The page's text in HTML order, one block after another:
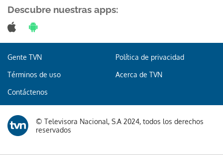
Gracias por suscribirte a nuestro boletín.
ACEPTAR
Descubre nuestras apps:
Gente TVN Política de privacidad
Términos de uso Acerca de TVN
Contáctenos
© Televisora Nacional, S.A 2024, todos los derechos
reservados